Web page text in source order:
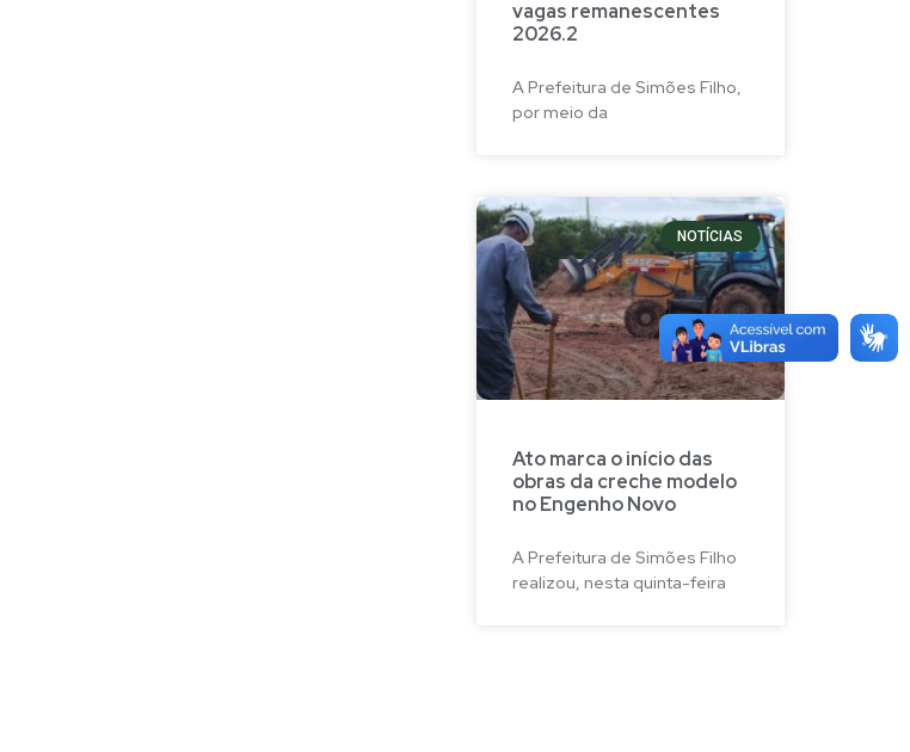
vagas remanescentes
2026.2
A Prefeitura de Simões Filho,
por meio da
NOTÍCIAS
Ato marca o início das
obras da creche modelo
no Engenho Novo
A Prefeitura de Simões Filho
realizou, nesta quinta-feira